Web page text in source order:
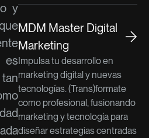
y
es
MDM Master Digital
Marketing
Impulsa tu desarrollo en
marketing digital y nuevas
tecnologías. (Trans)formate
como profesional, fusionando
marketing y tecnología para
diseñar estrategias centradas